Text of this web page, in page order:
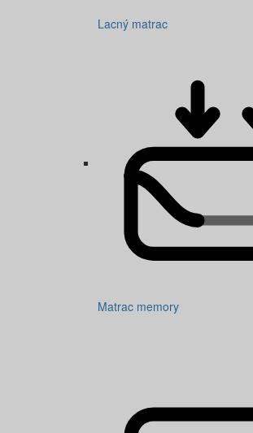
Lacný matrac
Matrac memory